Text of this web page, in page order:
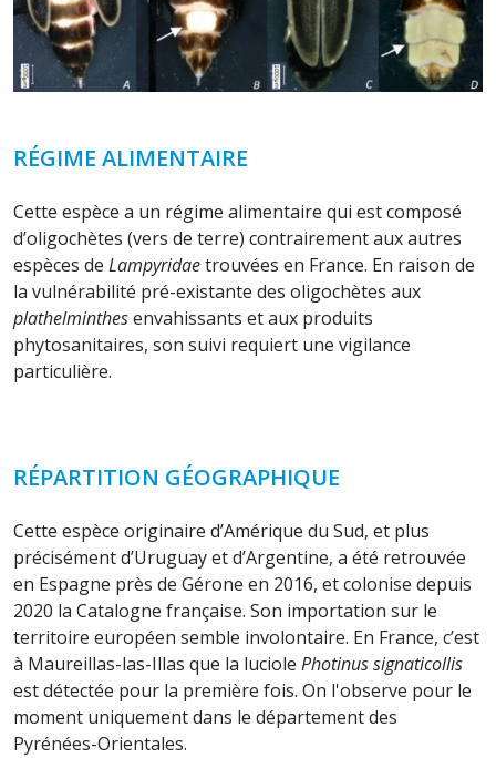
RÉGIME ALIMENTAIRE
Cette espèce a un régime alimentaire qui est composé
d’oligochètes (vers de terre) contrairement aux autres
espèces de Lampyridaetrouvées en France. En raison de
la vulnérabilité pré-existante des oligochètes aux
plathelminthesenvahissants et aux produits
phytosanitaires, son suivi requiert une vigilance
particulière.
RÉPARTITION GÉOGRAPHIQUE
Cette espèce originaire d’Amérique du Sud, et plus
précisément d’Uruguay et d’Argentine, a été retrouvée
en Espagne près de Gérone en 2016, et colonise depuis
2020 la Catalogne française. Son importation sur le
territoire européen semble involontaire. En France, c’est
à Maureillas-las-Illas que la luciole Photinus signaticollis
est détectée pour la première fois. On l'observe pour le
moment uniquement dans le département des
Pyrénées-Orientales.